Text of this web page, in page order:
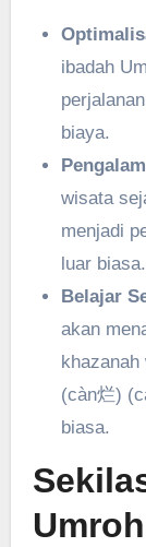
ibadah
biaya.
wisata
menjadi
luar biasa.
Belajar
akan
(càn烂)
biasa.